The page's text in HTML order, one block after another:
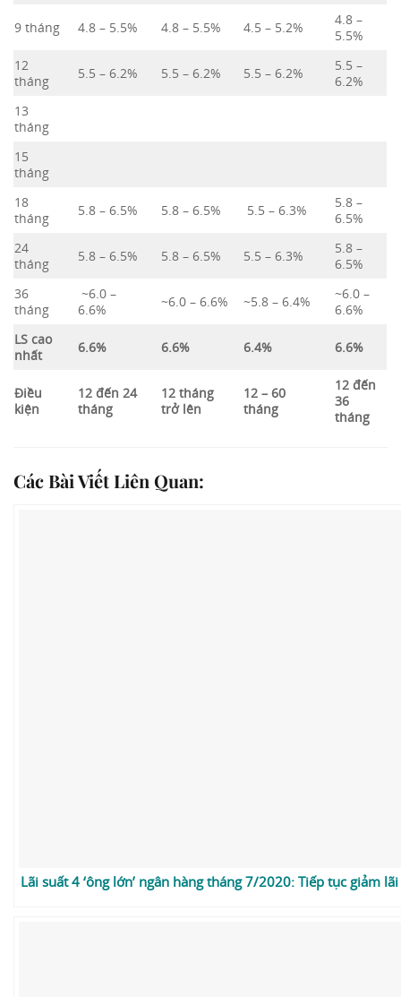
9 tháng 4.8 – 5.5% 4.8 – 5.5% 4.5 – 5.2%
4.8 –
5.5%
12
tháng
5.5 – 6.2% 5.5 – 6.2% 5.5 – 6.2%
5.5 –
6.2%
13
tháng
15
tháng
18
tháng
5.8 – 6.5% 5.8 – 6.5% 5.5 – 6.3%
5.8 –
6.5%
24
tháng
5.8 – 6.5% 5.8 – 6.5% 5.5 – 6.3%
5.8 –
6.5%
36
tháng
~6.0 –
6.6%
~6.0 – 6.6% ~5.8 – 6.4%
~6.0 –
6.6%
LS cao
nhất
6.6% 6.6% 6.4% 6.6%
Điều
kiện
12 đến 24
tháng
12 tháng
trở lên
12 – 60
tháng
12 đến
36
tháng
Các Bài Viết Liên Quan:
Lãi suất 4 ‘ông lớn’ ngân hàng tháng 7/2020: Tiếp tục giảm